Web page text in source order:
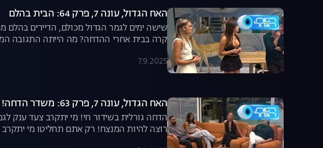
האח הגדול, עונה 7, פרק 64: הבית בהלם
שישה ימים לגמר הגדול מכולם, הדיירים
קרה בבית אחרי ההדחה? מה הייתה התגובה
7.9.2025
האח הגדול, עונה 7, פרק 63: משדר הדחה!
הדחה גורלית בשידור חי! מי יתקרב צעד ענק
רוצה להיות המנצח! רק אתם תחליטו מי